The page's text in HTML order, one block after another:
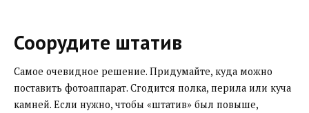
Соорудите штатив
Самое очевидное решение. Придумайте, куда можно
поставить фотоаппарат. Сгодится полка, перила или куча
камней. Если нужно, чтобы «штатив» был повыше,